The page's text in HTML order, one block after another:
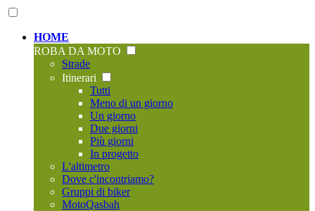
HOME
ROBA DA MOTO
Strade
Itinerari
Tutti
Meno di un giorno
Un giorno
Due giorni
Più giorni
In progetto
L'altimetro
Dove c'incontriamo?
Gruppi di biker
MotoQasbah